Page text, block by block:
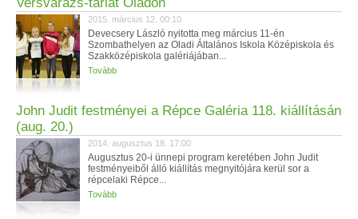
2015. március 12. 00:10
Devecsery László nyitotta meg március 11-én
Szombathelyen az Oladi Általános Iskola Középiskola és
Szakközépiskola galériájában...
Tovább
John Judit festményei a Répce Galéria 118. kiállításán‏
(aug. 20.)
2014. augusztus 18. 17:00
Augusztus 20-i ünnepi program keretében John Judit
festményeiből álló kiállítás megnyitójára kerül sor a
répcelaki Répce...
Tovább